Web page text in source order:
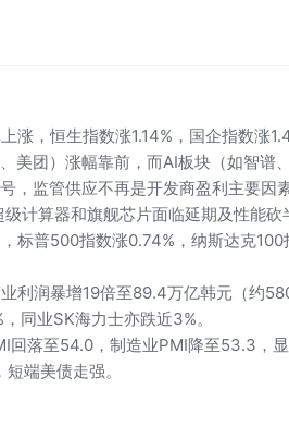
涨，恒生指数涨1.14%，国企指数涨
美团）涨幅靠前，而AI板块（如智谱
，监管供应不再是开发商盈利主要因
计算器和旗舰芯片面临延期及性能砍
标普500指数涨0.74%，纳斯达克100
利润暴增19倍至89.4万亿韩元（约
同业SK海力士亦跌近3%。
回落至54.0，制造业PMI降至53.3，
端美债走强。